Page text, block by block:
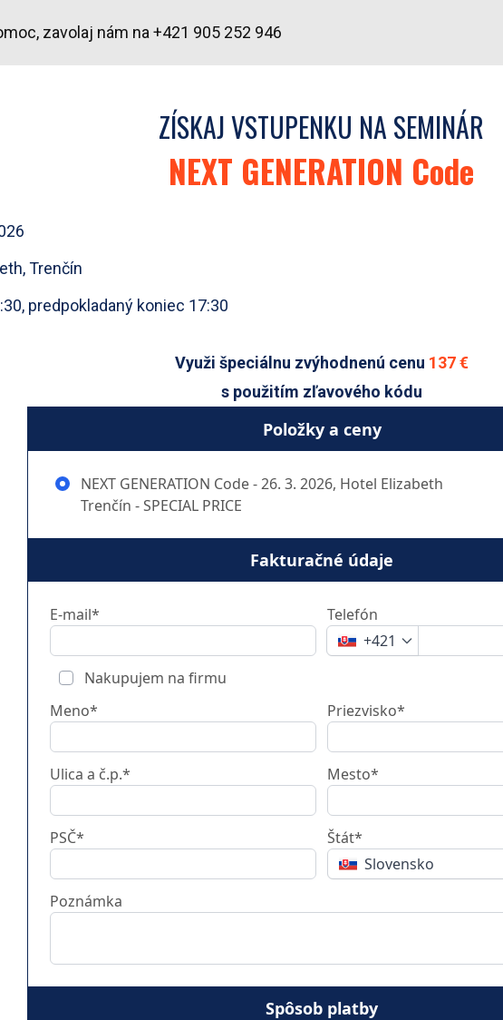
zavolaj nám na +421 905 252 946
ZÍSKAJ VSTUPENKU NA SEMINÁR
NEXT GENERATION Code
Trenčín
predpokladaný koniec 17:30
Využi špeciálnu zvýhodnenú cenu 137 €
s použitím zľavového kódu
Položky a ceny
NEXT GENERATION Code - 26. 3. 2026, Hotel Elizabeth
Trenčín - SPECIAL PRICE
Fakturačné údaje
E-mail*
Telefón
+421
Nakupujem na firmu
Meno*
Priezvisko*
Ulica a č.p.* Mesto*
PSČ*
Štát*
Slovensko
Poznámka
Spôsob platby